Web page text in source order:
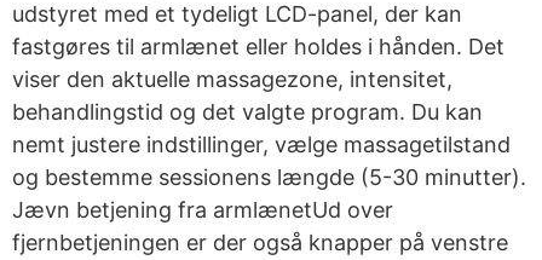
udstyret med et tydeligt LCD-panel, der kan
fastgøres til armlænet eller holdes i hånden. Det
viser den aktuelle massagezone, intensitet,
behandlingstid og det valgte program. Du kan
nemt justere indstillinger, vælge massagetilstand
og bestemme sessionens længde (5-30 minutter).
Jævn betjening fra armlænetUd over
fjernbetjeningen er der også knapper på venstre